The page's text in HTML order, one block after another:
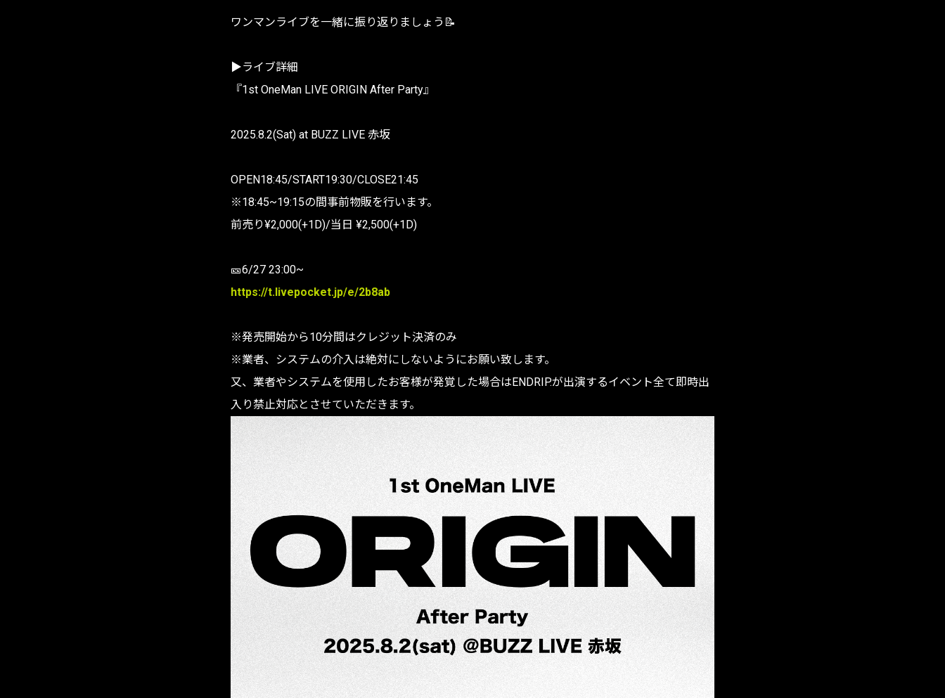
ワンマンライブを一緒に振り返りましょう📝
▶️ライブ詳細
『1st OneMan LIVE ORIGIN After Party』
2025.8.2(Sat) at BUZZ LIVE 赤坂
OPEN18:45/START19:30/CLOSE21:45
※18:45~19:15の間事前物販を行います。
前売り¥2,000(+1D)/当日 ¥2,500(+1D)
🎫6/27 23:00~
https://t.livepocket.jp/e/2b8ab
※発売開始から10分間はクレジット決済のみ
※業者、システムの介入は絶対にしないようにお願い致します。
又、業者やシステムを使用したお客様が発覚した場合はENDRIP.が出演するイベント全て即時出
入り禁止対応とさせていただきます。